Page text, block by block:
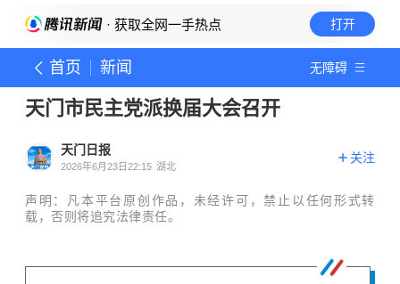
· 获取全网一手热点 打开
首页 新闻 无障碍
天门市民主党派换届大会召开
天门日报
2026年6月23日22:15 湖北
关注
声明：凡本平台原创作品，未经许可，禁止以任何形式转
载，否则将追究法律责任。